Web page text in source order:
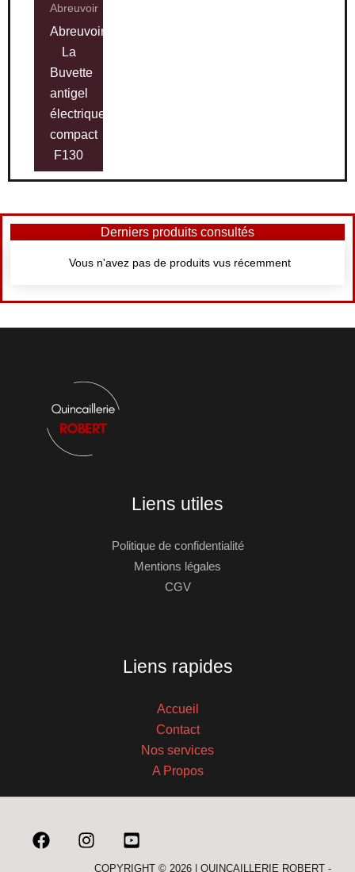
Abreuvoir
Abreuvoir
La
Buvette
antigel
électrique
compact
F130
Derniers produits consultés
Vous n'avez pas de produits vus récemment
Liens utiles
Politique de confidentialité
Mentions légales
CGV
Liens rapides
Accueil
Contact
Nos services
A Propos
COPYRIGHT © 2026 | QUINCAILLERIE ROBERT -